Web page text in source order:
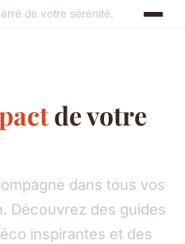
de votre sérénité.
de votre
dans tous vos
Découvrez des guides
inspirantes et des